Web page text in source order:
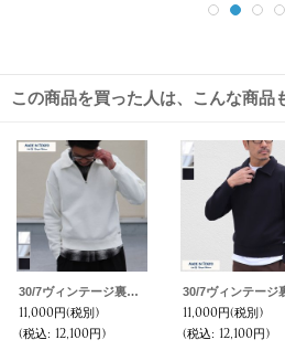
この商品を買った人は、こんな商品
30/7ヴィンテージ裏毛 ハーフZIP スウェット【MADE IN TOKYO】『東京製』/ Upscape Audience
11,000円(税別)
(税込: 12,100円)
11,000円(税別)
(税込: 12,100円)